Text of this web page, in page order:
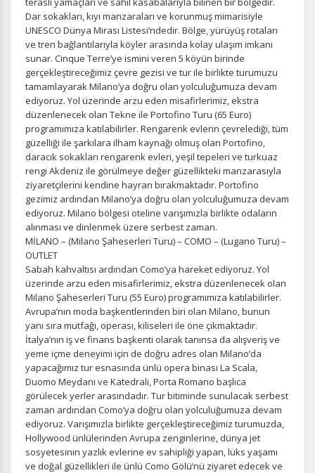
İstatistik Çerezleri
Ziyaretçilerin siteyi nasıl kullandığını anonim olarak
ölçeriz. Hangi sayfaların popüler olduğunu ve
kullanıcıların nerede zorluk yaşadığını anlamamıza
yardımcı olur.
Pazarlama Çerezleri
Size ve ilgi alanlarınıza uygun reklamlar göstermek için
kullanılır. Kapatırsanız reklamları görmeye devam
edersiniz, ancak daha az alakalı olabilirler.
Tercihleri Kaydet
Dar sokakları, kıyı manzaraları ve korunmuş mimarisiyle
UNESCO Dünya Mirası Listesi’ndedir. Bölge, yürüyüş rotaları
ve tren bağlantılarıyla köyler arasında kolay ulaşım imkanı
sunar. Cinque Terre’ye ismini veren 5 köyün birinde
gerçekleştireceğimiz çevre gezisi ve tur ile birlikte turumuzu
tamamlayarak Milano’ya doğru olan yolculuğumuza devam
ediyoruz. Yol üzerinde arzu eden misafirlerimiz, ekstra
düzenlenecek olan Tekne ile Portofino Turu (65 Euro)
programımıza katılabilirler. Rengarenk evlerin çevrelediği, tüm
güzelliği ile şarkılara ilham kaynağı olmuş olan Portofino,
daracık sokakları rengarenk evleri, yeşil tepeleri ve turkuaz
rengi Akdeniz ile görülmeye değer güzellikteki manzarasıyla
ziyaretçilerini kendine hayran bırakmaktadır. Portofino
gezimiz ardından Milano’ya doğru olan yolculuğumuza devam
ediyoruz. Milano bölgesi oteline varışımızla birlikte odaların
alınması ve dinlenmek üzere serbest zaman.
MİLANO – (Milano Şaheserleri Turu) – COMO – (Lugano Turu) –
OUTLET
Sabah kahvaltısı ardından Como’ya hareket ediyoruz. Yol
üzerinde arzu eden misafirlerimiz, ekstra düzenlenecek olan
Milano Şaheserleri Turu (55 Euro) programımıza katılabilirler.
Avrupa’nın moda başkentlerinden biri olan Milano, bunun
yanı sıra mutfağı, operası, kiliseleri ile öne çıkmaktadır.
İtalya’nın iş ve finans başkenti olarak tanınsa da alışveriş ve
yeme içme deneyimi için de doğru adres olan Milano’da
yapacağımız tur esnasında ünlü opera binası La Scala,
Duomo Meydanı ve Katedrali, Porta Romano başlıca
görülecek yerler arasındadır. Tur bitiminde sunulacak serbest
zaman ardından Como’ya doğru olan yolculuğumuza devam
ediyoruz. Varışımızla birlikte gerçekleştireceğimiz turumuzda,
Hollywood ünlülerinden Avrupa zenginlerine, dünya jet
sosyetesinin yazlık evlerine ev sahipliği yapan, lüks yaşamı
ve doğal güzellikleri ile ünlü Como Gölü‘nü ziyaret edecek ve